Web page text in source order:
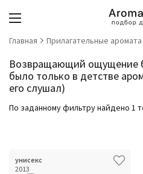
Главная Прилагательные аромата
Возвращающий ощущение
было только в детстве
его слушал)
По заданному фильтру найдено 1
унисекс
2013